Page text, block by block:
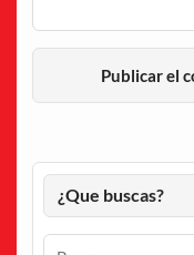
¿Que buscas?